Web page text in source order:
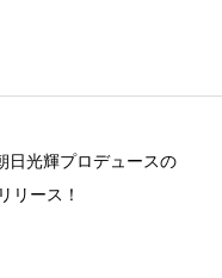
日光輝プロデュースの
リース！